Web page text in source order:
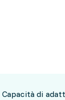
Capacità di